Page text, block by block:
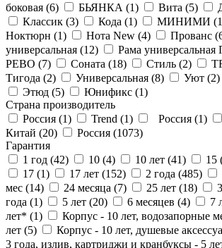
боковая (6) БЬЯНКА (1) Вита (5)
Классик (3) Кода (1) МИНИМИ (
Ноктюрн (1) Нота New (4) Прованс (
универсальная (12) Рама
РЕВО (7) Соната (18) Стиль (2)
Тигода (2) Универсальная (8) Уют (2)
Этюд (5) Юнификс (1)
Страна производитель
Россия (1) Trend (1) Россия (1)
Китай (20) Россия (1073)
Гарантия
1 год (42) 10 (4) 10 лет (41) 15
17 (1) 17 лет (152) 2 года (485)
мес (14) 24 месяца (7) 25 лет (18)
года (1) 5 лет (20) 6 месяцев (4) 7
лет* (1)
Корпус - 10 лет, водозапорные
лет (5)
Корпус - 10 лет, душевые
3 года, излив, картриджи и кранбуксы - 5